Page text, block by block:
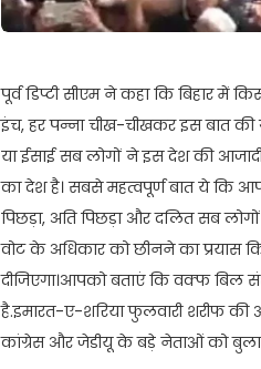
पूर्व डिप्टी सीएम ने कहा कि बिहार में
इंच, हर पन्ना चीख-चीखकर इस बात की
या ईसाई सब लोगों ने इस देश की
का देश है। सबसे महत्वपूर्ण बात ये कि
पिछड़ा, अति पिछड़ा और दलित सब
वोट के अधिकार को छीनने का प्रयास
दीजिएगा।आपको बताएं कि वक्फ बिल
है.इमारत-ए-शरिया फुलवारी शरीफ
कांग्रेस और जेडीयू के बड़े नेताओं को